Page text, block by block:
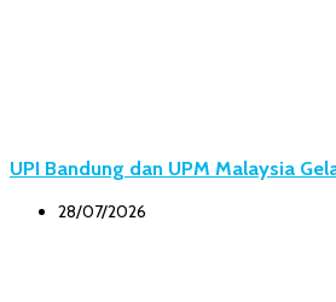
UPI Bandung dan UPM Malaysia
28/07/2026